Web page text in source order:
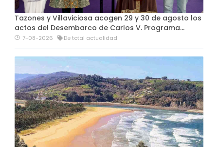
Tazones y Villaviciosa acogen 29 y 30 de agosto los
actos del Desembarco de Carlos V. Programa…
7-08-2026 De total actualidad